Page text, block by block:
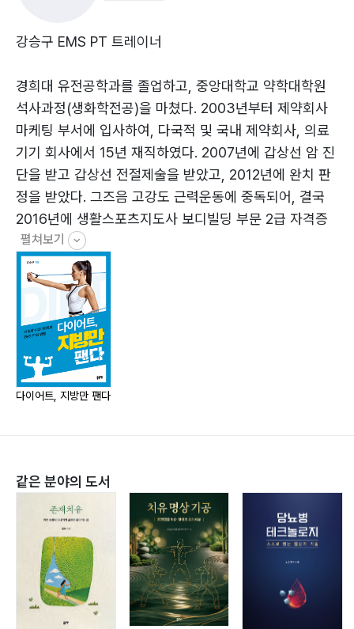
다이어트 식이요법 경향 56
제2장 ?식이 습관의 실전:
근력운동과 병행하는 식이요법75
제3장 ?유산소운동
습관의 변화 81
마사이 워킹으로 유산소운동의 습관을 바꾼다 82
제4장 ?근력운동 습관의 변화:
근육 증대를 위해서는 반드시 운동 후 운동 부위에
근육통이 있어야 한다 90
신경과 근육에 대해서 93
저항 운동 이후 근육통에서의 회복에 관하여 97
트레이너에게 근력운동을 배워야 하는 이유 99
근력운동과 식이조절을 병행해야만 하는 이유 102
EMS 운동 105
강승구 EMS PT 트레이너
경희대 유전공학과를 졸업하고, 중앙대학교 약학대학원
석사과정(생화학전공)을 마쳤다. 2003년부터 제약회사
마케팅 부서에 입사하여, 다국적 및 국내 제약회사, 의료
기기 회사에서 15년 재직하였다. 2007년에 갑상선 암 진
단을 받고 갑상선 전절제술을 받았고, 2012년에 완치 판
정을 받았다. 그즈음 고강도 근력운동에 중독되어, 결국
2016년에 생활스포츠지도사 보디빌딩 부문 2급 자격증
을 취득하기에 이른다. 2016년 11월에 1:1 EMS PT짐인
‘더 슬림핏 EMS짐’을 오픈하여 직접 운영하고 있다. 이곳
에서는 인바디 데이터를 기반으로 분석하여 회원들에게
생활습관 가이드를 제시, 관찰, 사후관리를 하고 있다.
펼쳐보기
다이어트, 지방만 팬다
같은 분야의 도서